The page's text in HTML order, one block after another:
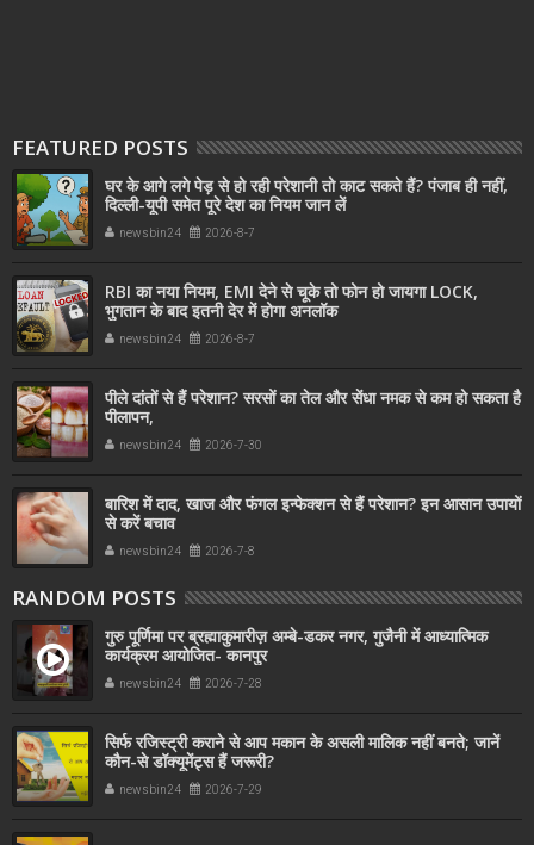
FEATURED POSTS
घर के आगे लगे पेड़ से हो रही परेशानी तो काट सकते हैं? पंजाब ही नहीं,
दिल्‍ली-यूपी समेत पूरे देश का नियम जान लें
newsbin24 2026-8-7
RBI का नया नियम, EMI देने से चूके तो फोन हो जायगा LOCK,
भुगतान के बाद इतनी देर में होगा अनलॉक
newsbin24 2026-8-7
पीले दांतों से हैं परेशान? सरसों का तेल और सेंधा नमक से कम हो सकता है
पीलापन,
newsbin24 2026-7-30
बारिश में दाद, खाज और फंगल इन्फेक्शन से हैं परेशान? इन आसान उपायों
से करें बचाव
newsbin24 2026-7-8
RANDOM POSTS
गुरु पूर्णिमा पर ब्रह्माकुमारीज़ अम्बे-डकर नगर, गुजैनी में आध्यात्मिक
कार्यक्रम आयोजित- कानपुर
newsbin24 2026-7-28
सिर्फ रजिस्ट्री कराने से आप मकान के असली मालिक नहीं बनते; जानें
कौन-से डॉक्यूमेंट्स हैं जरूरी?
newsbin24 2026-7-29